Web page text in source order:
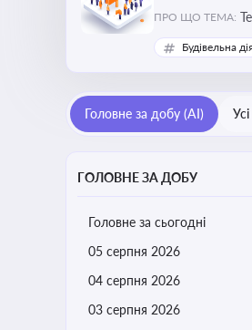
ПРО ЩО ТЕМА:
Будівельна
Головне за добу (AI)
ГОЛОВНЕ ЗА ДОБУ
Головне за сьогодні
05 серпня 2026
04 серпня 2026
03 серпня 2026